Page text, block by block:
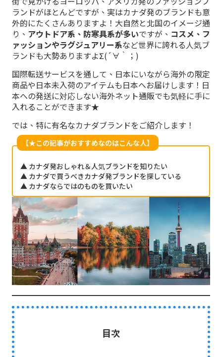
ランドがほとんどですが、実はカナダ発のブランドも意
外的にたくさんありますよ！大自然と北国のイメージ通
り、 アウトドア系、防寒具系が多いですが、 コスメ、フ
ァッションやラグジュアリー系など世界に誇れる人気ブ
ランドも大勢ありますよΣ(´∀｀；)
国際転送サービスを通して、日本にいながら海外の限定
商品や日本未入荷のアイテムも日本へお届けします！日
本への発送に対応しない海外ネット通販でも気軽に手に
入れることができます★
では、特に有名なカナダブランドをご紹介します！
【★この記事がおすすめなのはこんな人】
▲ カナダ発おしゃれ＆人気ブランドを知りたい
▲ カナダで買うべきカナダ発ブランドを探している
▲ カナダならではのものを買いたい
目次